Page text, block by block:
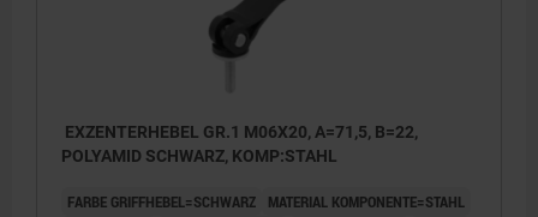
EXZENTERHEBEL GR.1 M06X20, A=71,5, B=22,
POLYAMID SCHWARZ, KOMP:STAHL
FARBE GRIFFHEBEL=SCHWARZ
MATERIAL KOMPONENTE=STAHL